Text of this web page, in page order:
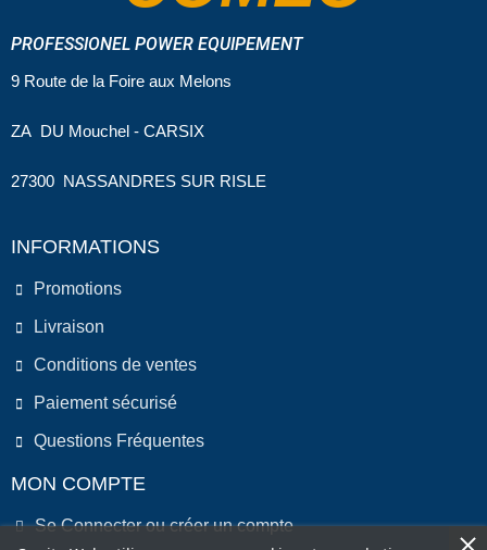
PROFESSIONEL POWER EQUIPEMENT
9 Route de la Foire aux Melons
ZA DU Mouchel - CARSIX
27300 NASSANDRES SUR RISLE
INFORMATIONS
Promotions
Livraison
Conditions de ventes
Paiement sécurisé
Questions Fréquentes
MON COMPTE
Se Connecter ou créer un compte